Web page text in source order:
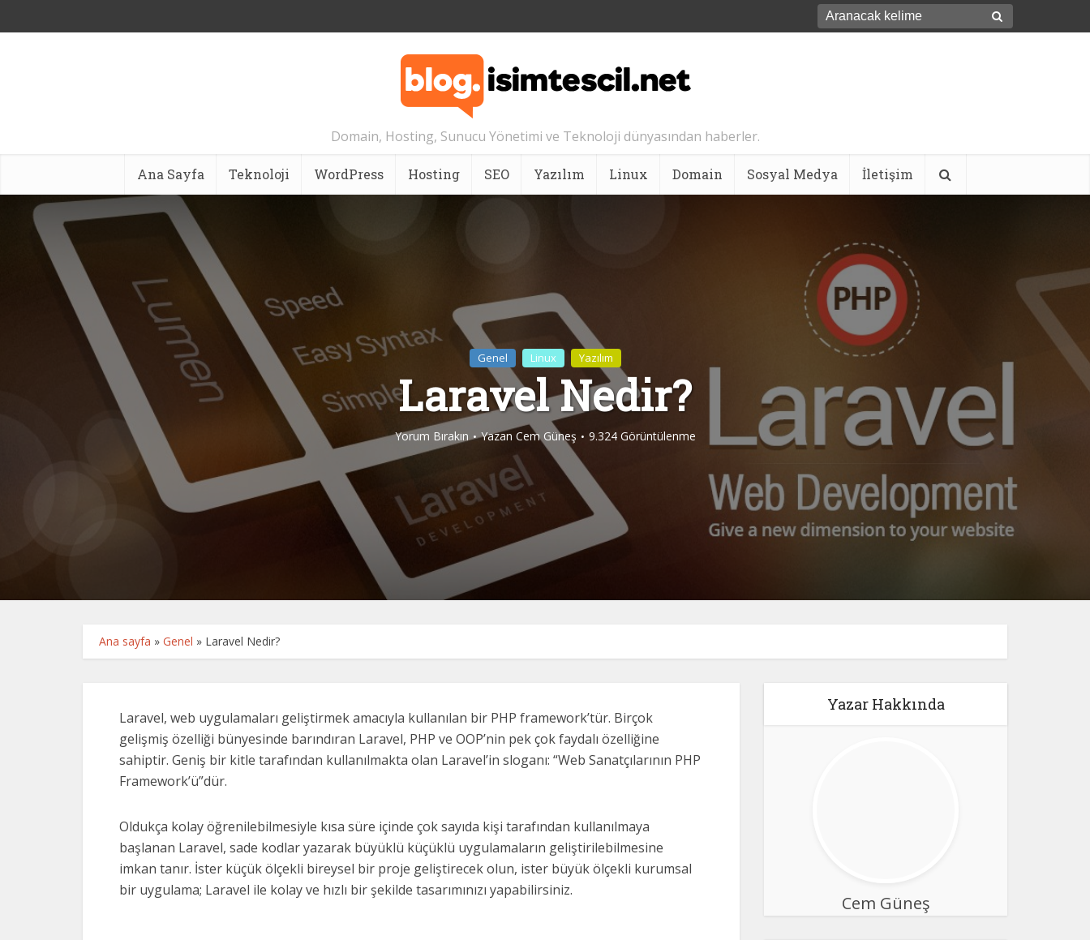
Domain, Hosting, Sunucu Yönetimi ve Teknoloji dünyasından haberler.
Ana Sayfa Teknoloji WordPress Hosting SEO Yazılım Linux Domain Sosyal Medya İletişim
Genel Linux Yazılım
Laravel Nedir?
Yorum Bırakın Yazan Cem Güneş 9.324 Görüntülenme
Ana sayfa » Genel » Laravel Nedir?
Laravel, web uygulamaları geliştirmek amacıyla kullanılan bir PHP framework’tür. Birçok
gelişmiş özelliği bünyesinde barındıran Laravel, PHP ve OOP’nin pek çok faydalı özelliğine
sahiptir. Geniş bir kitle tarafından kullanılmakta olan Laravel’in sloganı: “Web Sanatçılarının PHP
Framework’ü”dür.
Oldukça kolay öğrenilebilmesiyle kısa süre içinde çok sayıda kişi tarafından kullanılmaya
başlanan Laravel, sade kodlar yazarak büyüklü küçüklü uygulamaların geliştirilebilmesine
imkan tanır. İster küçük ölçekli bireysel bir proje geliştirecek olun, ister büyük ölçekli kurumsal
bir uygulama; Laravel ile kolay ve hızlı bir şekilde tasarımınızı yapabilirsiniz.
Yazar Hakkında
Cem Güneş